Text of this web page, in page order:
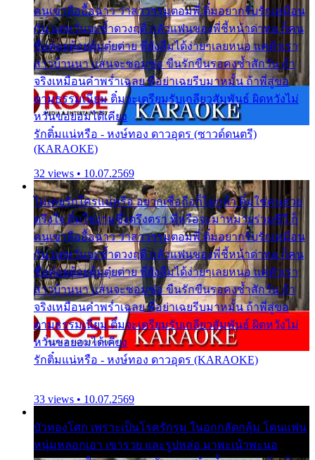
คนเขาลืออื้อฉาว ว่าสาวๆรุมตอมพี่ ติ๋มอยากรับรักเหมือน
กัน แต่หวั่นจะช้ำดวงฤดี กลัวแฟนของพี่ชี้หน้าด่าทอ ก็คน
ชื่อต๋อยต้อยตุ้มตุ๋ยต่าย พี่ยังลืมได้ง่ายๆเลยหนอ แค่ตัวเรา
สาวบ้านนา แสนจะซอมซ่อ ขืนรักขืนรอคงช้ำสักวัน ถ้า
จริงเหมือนคำพร่ำเฉลย พี่อย่าเฉยรีบมาหมั้น ถ้าพี่สู่ขอ
ตามธรรมเนียม ติ๋มจะเตรียมรับเกลียวสัมพันธ์ ผิดหวังไม่
หวั่นขอยอมได้เคียง
รักติ๋มแน่หรือ - หงษ์ทอง ดาวอุดร (ซาวด์ดนตรี)
(KARAOKE)
32 views • 10.07.2569
ไม่เคยรักใครแน่หรือ อยากเชื่อถือก็ไม่กล้า ติ๋มใช่คนสวย
ตรึงใจ ติ๋มใช่งามซึ้งตรึงตรา พี่หรือจะมาหมายร่วมชีวี ก็
คนเขาลืออื้อฉาว ว่าสาวๆรุมตอมพี่ ติ๋มอยากรับรักเหมือน
กัน แต่หวั่นจะช้ำดวงฤดี กลัวแฟนของพี่ชี้หน้าด่าทอ ก็คน
ชื่อต๋อยต้อยตุ้มตุ๋ยต่าย พี่ยังลืมได้ง่ายๆเลยหนอ แค่ตัวเรา
สาวบ้านนา แสนจะซอมซ่อ ขืนรักขืนรอคงช้ำสักวัน ถ้า
จริงเหมือนคำพร่ำเฉลย พี่อย่าเฉยรีบมาหมั้น ถ้าพี่สู่ขอ
ตามธรรมเนียม ติ๋มจะเตรียมรับเกลียวสัมพันธ์ ผิดหวังไม่
หวั่นขอยอมได้เคียง
รักติ๋มแน่หรือ - หงษ์ทอง ดาวอุดร (KARAOKE)
33 views • 10.07.2569
บัวทองโศก เพราะเป็นโรครักรุม ในอกกลัดกลุ้ม โดนแฟน
หนุ่มหลอกเอา เขารวย และรูปหล่อ มาพะเน้าพะนอ